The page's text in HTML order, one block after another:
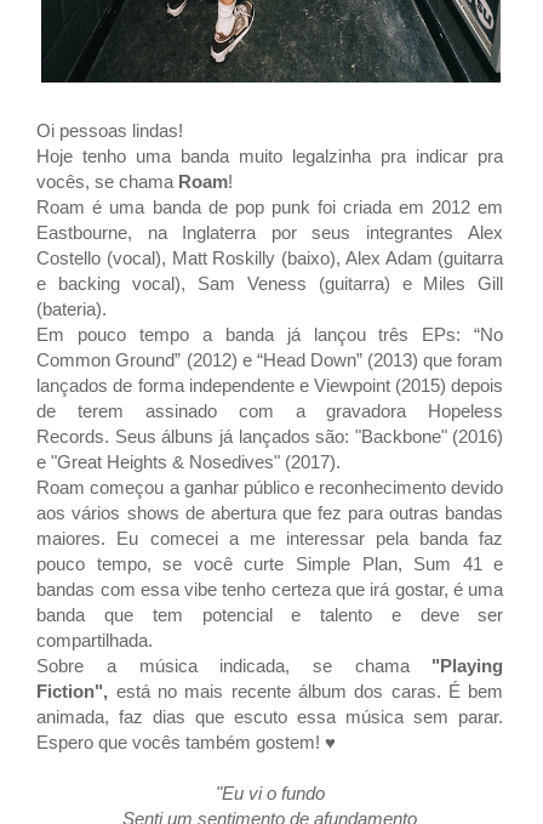
Oi pessoas lindas!
Hoje tenho uma banda muito legalzinha pra indicar pra
vocês, se chama Roam!
Roam é uma banda de pop punk foi criada em 2012 em
Eastbourne, na Inglaterra por seus integrantesAlex
Costello (vocal), Matt Roskilly (baixo), Alex Adam (guitarra
e backing vocal), Sam Veness (guitarra) e Miles Gill
(bateria).
Em pouco tempo a banda já lançou três EPs: “No
Common Ground” (2012) e “Head Down” (2013) que foram
lançados de forma independente e Viewpoint (2015) depois
de terem assinado com a gravadora Hopeless
Records. Seus álbuns já lançados são: "Backbone" (2016)
e "Great Heights & Nosedives" (2017).
Roam começou a ganhar público e reconhecimento devido
aos vários shows de abertura que fez para outras bandas
maiores. Eu comecei a me interessar pela banda faz
pouco tempo, se você curte Simple Plan, Sum 41 e
bandas com essa vibe tenho certeza que irá gostar, é uma
banda que tem potencial e talento e deve ser
compartilhada.
Sobre a música indicada, se chama "Playing
Fiction", está no mais recente álbum dos caras. É bem
animada, faz dias que escuto essa música sem parar.
Espero que vocês também gostem! ♥
"Eu vi o fundo
Senti um sentimento de afundamento